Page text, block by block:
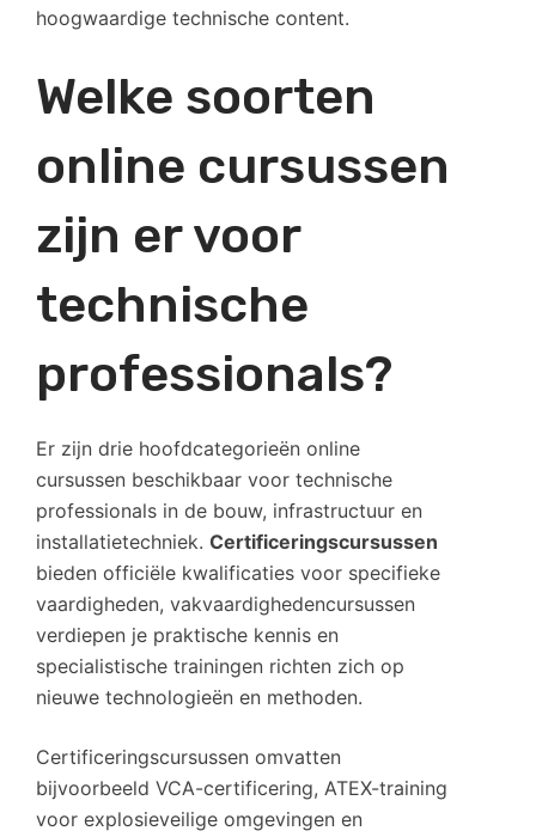
hoogwaardige technische content.
Welke soorten
online cursussen
zijn er voor
technische
professionals?
Er zijn drie hoofdcategorieën online
cursussen beschikbaar voor technische
professionals in de bouw, infrastructuur en
installatietechniek. Certificeringscursussen
bieden officiële kwalificaties voor specifieke
vaardigheden, vakvaardighedencursussen
verdiepen je praktische kennis en
specialistische trainingen richten zich op
nieuwe technologieën en methoden.
Certificeringscursussen omvatten
bijvoorbeeld VCA-certificering, ATEX-training
voor explosieveilige omgevingen en